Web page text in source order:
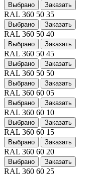
Выбрано Заказать
RAL 360 50 35
Выбрано Заказать
RAL 360 50 40
Выбрано Заказать
RAL 360 50 45
Выбрано Заказать
RAL 360 50 50
Выбрано Заказать
RAL 360 60 05
Выбрано Заказать
RAL 360 60 10
Выбрано Заказать
RAL 360 60 15
Выбрано Заказать
RAL 360 60 20
Выбрано Заказать
RAL 360 60 25